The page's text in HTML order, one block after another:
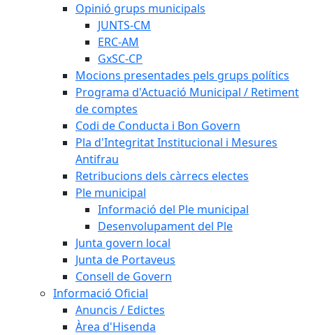
Opinió grups municipals
JUNTS-CM
ERC-AM
GxSC-CP
Mocions presentades pels grups polítics
Programa d'Actuació Municipal / Retiment
de comptes
Codi de Conducta i Bon Govern
Pla d'Integritat Institucional i Mesures
Antifrau
Retribucions dels càrrecs electes
Ple municipal
Informació del Ple municipal
Desenvolupament del Ple
Junta govern local
Junta de Portaveus
Consell de Govern
Informació Oficial
Anuncis / Edictes
Àrea d'Hisenda